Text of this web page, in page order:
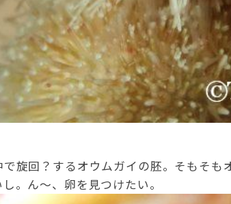
旋回？するオウムガイの胚。そもそも
。ん～、卵を見つけたい。